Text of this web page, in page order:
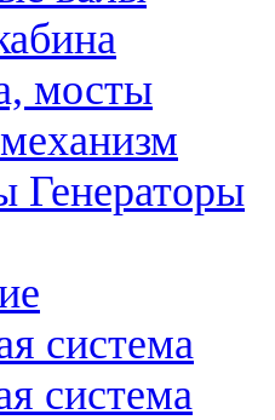
мосты
Генераторы
система
система